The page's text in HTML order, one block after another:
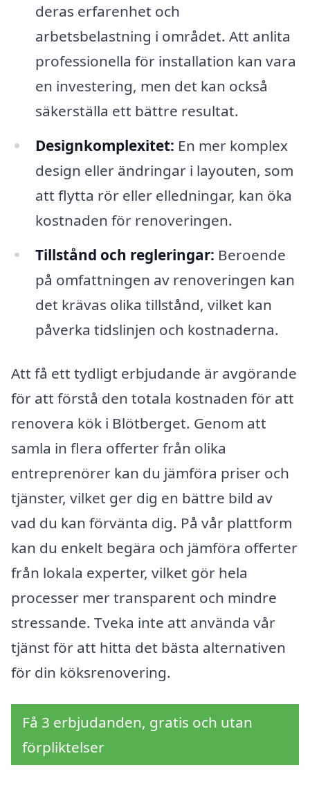
deras erfarenhet och
arbetsbelastning i området. Att anlita
professionella för installation kan vara
en investering, men det kan också
säkerställa ett bättre resultat.
Designkomplexitet: En mer komplex
design eller ändringar i layouten, som
att flytta rör eller elledningar, kan öka
kostnaden för renoveringen.
Tillstånd och regleringar: Beroende
på omfattningen av renoveringen kan
det krävas olika tillstånd, vilket kan
påverka tidslinjen och kostnaderna.
Att få ett tydligt erbjudande är avgörande
för att förstå den totala kostnaden för att
renovera kök i Blötberget. Genom att
samla in flera offerter från olika
entreprenörer kan du jämföra priser och
tjänster, vilket ger dig en bättre bild av
vad du kan förvänta dig. På vår plattform
kan du enkelt begära och jämföra offerter
från lokala experter, vilket gör hela
processer mer transparent och mindre
stressande. Tveka inte att använda vår
tjänst för att hitta det bästa alternativen
för din köksrenovering.
Få 3 erbjudanden, gratis och utan
förpliktelser